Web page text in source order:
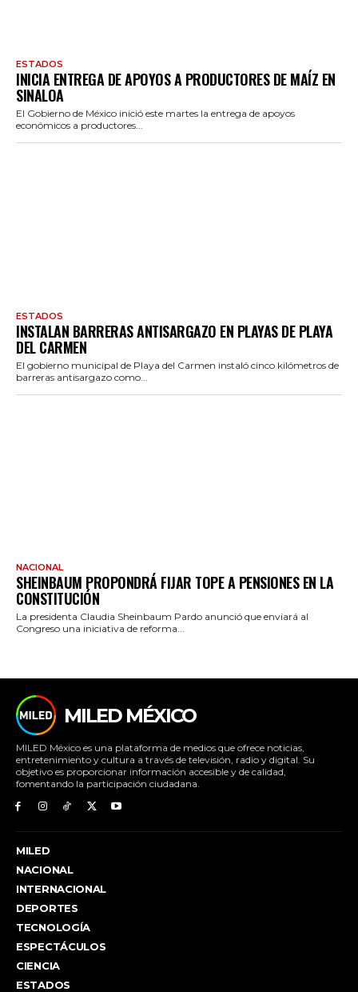
ESTADOS
INICIA ENTREGA DE APOYOS A PRODUCTORES DE MAÍZ EN
SINALOA
El Gobierno de México inició este martes la entrega de apoyos
económicos a productores...
ESTADOS
INSTALAN BARRERAS ANTISARGAZO EN PLAYAS DE PLAYA
DEL CARMEN
El gobierno municipal de Playa del Carmen instaló cinco kilómetros de
barreras antisargazo como...
NACIONAL
SHEINBAUM PROPONDRÁ FIJAR TOPE A PENSIONES EN LA
CONSTITUCIÓN
La presidenta Claudia Sheinbaum Pardo anunció que enviará al
Congreso una iniciativa de reforma...
MILED MÉXICO
MILED México es una plataforma de medios que ofrece noticias,
entretenimiento y cultura a través de televisión, radio y digital. Su
objetivo es proporcionar información accesible y de calidad,
fomentando la participación ciudadana.
MILED
NACIONAL
INTERNACIONAL
DEPORTES
TECNOLOGÍA
ESPECTÁCULOS
CIENCIA
ESTADOS